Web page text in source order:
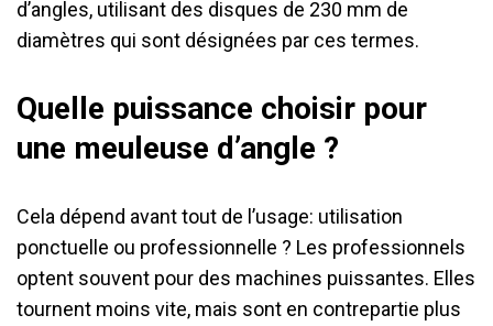
d’angles, utilisant des disques de 230 mm de
diamètres qui sont désignées par ces termes.
Quelle puissance choisir pour
une meuleuse d’angle ?
Cela dépend avant tout de l’usage: utilisation
ponctuelle ou professionnelle ? Les professionnels
optent souvent pour des machines puissantes. Elles
tournent moins vite, mais sont en contrepartie plus